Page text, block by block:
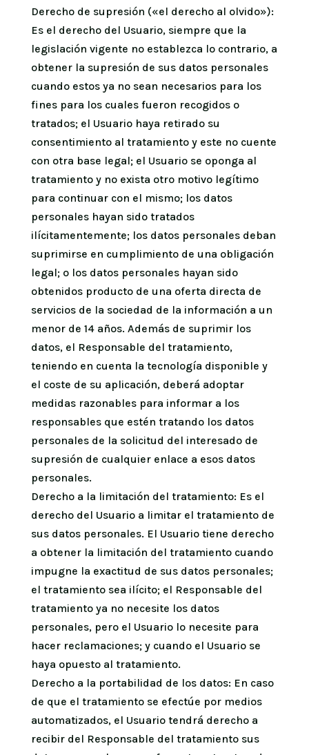
Derecho de supresión («el derecho al olvido»):
Es el derecho del Usuario, siempre que la
legislación vigente no establezca lo contrario, a
obtener la supresión de sus datos personales
cuando estos ya no sean necesarios para los
fines para los cuales fueron recogidos o
tratados; el Usuario haya retirado su
consentimiento al tratamiento y este no cuente
con otra base legal; el Usuario se oponga al
tratamiento y no exista otro motivo legítimo
para continuar con el mismo; los datos
personales hayan sido tratados
ilícitamentemente; los datos personales deban
suprimirse en cumplimiento de una obligación
legal; o los datos personales hayan sido
obtenidos producto de una oferta directa de
servicios de la sociedad de la información a un
menor de 14 años. Además de suprimir los
datos, el Responsable del tratamiento,
teniendo en cuenta la tecnología disponible y
el coste de su aplicación, deberá adoptar
medidas razonables para informar a los
responsables que estén tratando los datos
personales de la solicitud del interesado de
supresión de cualquier enlace a esos datos
personales.
Derecho a la limitación del tratamiento: Es el
derecho del Usuario a limitar el tratamiento de
sus datos personales. El Usuario tiene derecho
a obtener la limitación del tratamiento cuando
impugne la exactitud de sus datos personales;
el tratamiento sea ilícito; el Responsable del
tratamiento ya no necesite los datos
personales, pero el Usuario lo necesite para
hacer reclamaciones; y cuando el Usuario se
haya opuesto al tratamiento.
Derecho a la portabilidad de los datos: En caso
de que el tratamiento se efectúe por medios
automatizados, el Usuario tendrá derecho a
recibir del Responsable del tratamiento sus